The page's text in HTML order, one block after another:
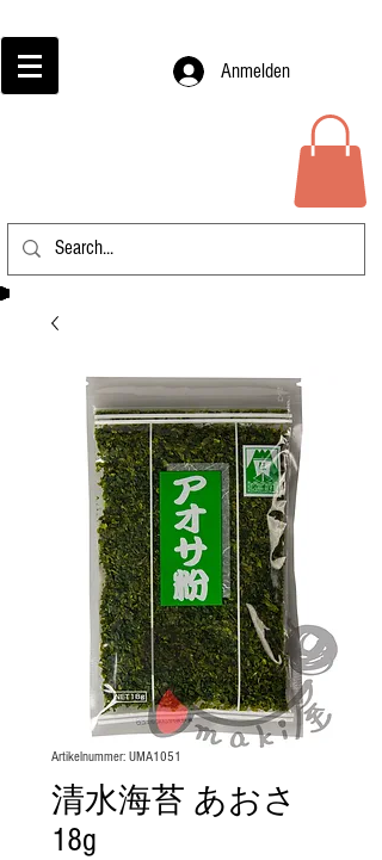
Anmelden
Artikelnummer: UMA1051
清水海苔 あおさ
18g